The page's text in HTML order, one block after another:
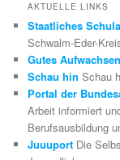
AKTUELLE LINKS
Staatliches
Schwalm-Eder-
Gutes
Schau hin Schau
Portal der
Arbeit informiert
Berufsausbildung
Juuuport Die